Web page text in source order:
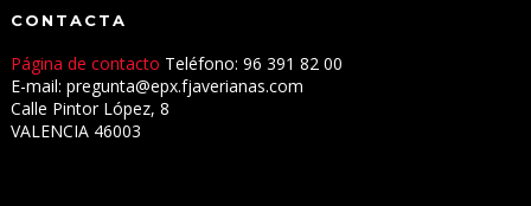
CONTACTA
Página de contacto Teléfono: 96 391 82 00
E-mail: pregunta@epx.fjaverianas.com
Calle Pintor López, 8
VALENCIA 46003